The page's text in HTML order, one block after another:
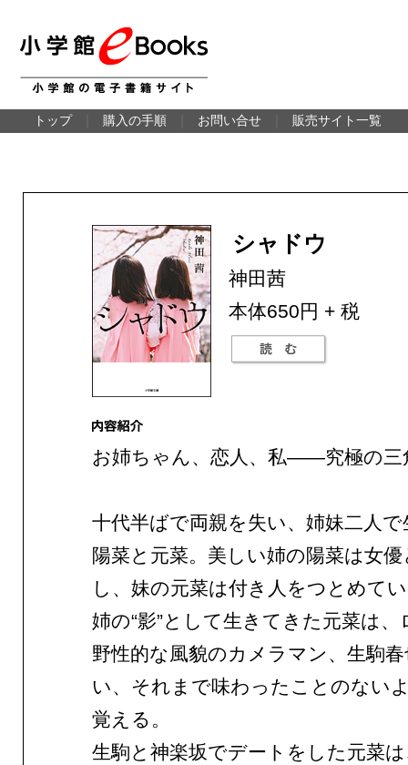
トップ 購入の手順 お問い合せ 販売サイト一覧
シャドウ
神田茜
本体650円 + 税
お姉ちゃん、恋人、私——究極の三
十代半ばで両親を失い、姉妹二人
陽菜と元菜。美しい姉の陽菜は女
し、妹の元菜は付き人をつとめて
姉の“影”として生きてきた元菜は、
野性的な風貌のカメラマン、生駒
い、それまで味わったことのない
覚える。
生駒と神楽坂でデートをした元菜